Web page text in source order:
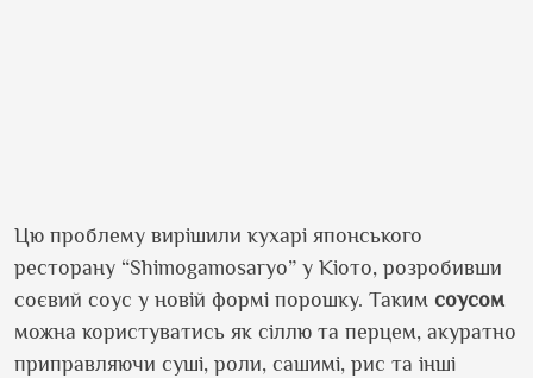
Цю проблему вирішили кухарі японського
ресторану “Shimogamosaryo” у Кіото, розробивши
соєвий соус у новій формі порошку. Таким соусом
можна користуватись як сіллю та перцем, акуратно
приправляючи суші, роли, сашимі, рис та інші